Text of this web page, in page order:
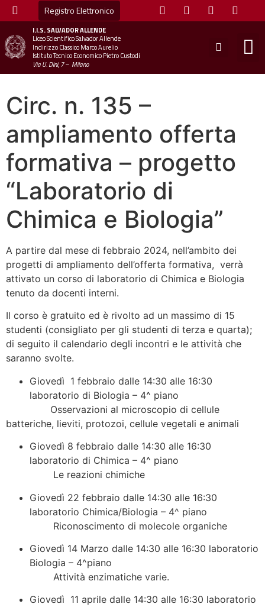
Registro Elettronico
I.I.S.SALVADOR ALLENDE
Liceo Scientifico Salvador Allende
Indirizzo Classico Marco Aurelio
Istituto Tecnico Economico Pietro Custodi
Via U. Dini, 7 – Milano
Circ. n. 135 –
ampliamento offerta
formativa – progetto
“Laboratorio di
Chimica e Biologia”
A partire dal mese di febbraio 2024, nell’ambito dei
progetti di ampliamento dell’offerta formativa, verrà
attivato un corso di laboratorio di Chimica e Biologia
tenuto da docenti interni.
Il corso è gratuito ed è rivolto ad un massimo di 15
studenti (consigliato per gli studenti di terza e quarta);
di seguito il calendario degli incontri e le attività che
saranno svolte.
Giovedì 1 febbraio dalle 14:30 alle 16:30
laboratorio di Biologia – 4^ piano
Osservazioni al microscopio di cellule
batteriche, lieviti, protozoi, cellule vegetali e animali
Giovedì 8 febbraio dalle 14:30 alle 16:30
laboratorio di Chimica – 4^ piano
Le reazioni chimiche
Giovedì 22 febbraio dalle 14:30 alle 16:30
laboratorio Chimica/Biologia – 4^ piano
Riconoscimento di molecole organiche
Giovedì 14 Marzo dalle 14:30 alle 16:30 laboratorio
Biologia – 4^piano
Attività enzimatiche varie.
Giovedì 11 aprile dalle 14:30 alle 16:30 laboratorio